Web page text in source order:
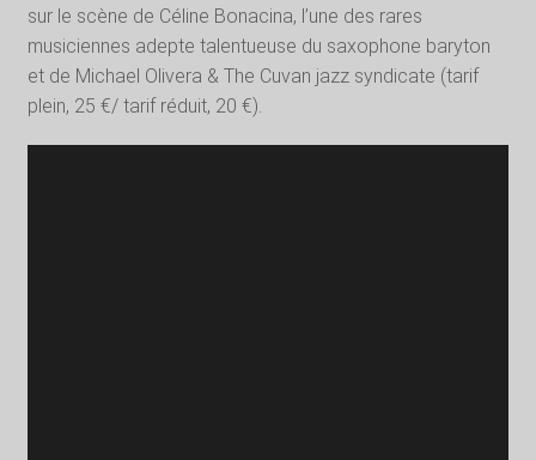
sur le scène de Céline Bonacina, l’une des rares
musiciennes adepte talentueuse du saxophone baryton
et de Michael Olivera & The Cuvan jazz syndicate (tarif
plein, 25 €/ tarif réduit, 20 €).